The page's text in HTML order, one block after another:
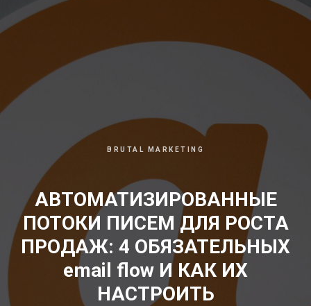
BRUTAL MARKETING
АВТОМАТИЗИРОВАННЫЕ
ПОТОКИ ПИСЕМ ДЛЯ РОСТА
ПРОДАЖ: 4 ОБЯЗАТЕЛЬНЫХ
email flow И КАК ИХ
НАСТРОИТЬ